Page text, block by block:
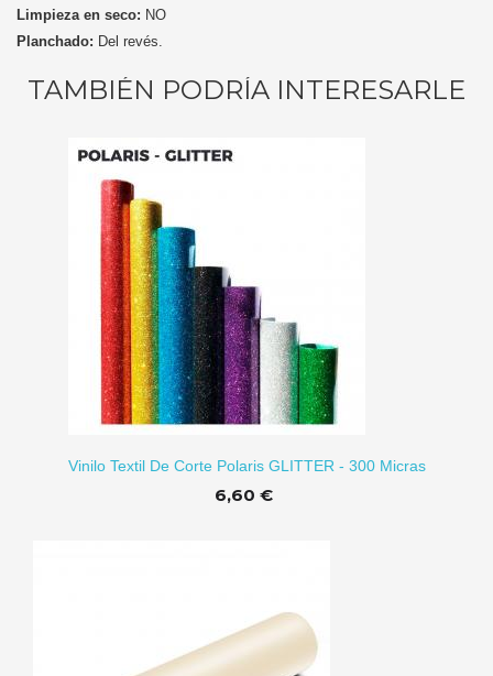
Limpieza en seco: NO
Planchado: Del revés.
TAMBIÉN PODRÍA INTERESARLE
Vinilo Textil De Corte Polaris GLITTER - 300 Micras
6,60 €